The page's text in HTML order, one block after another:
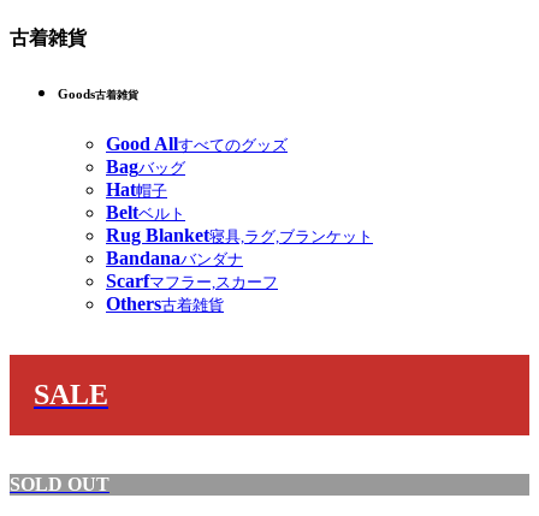
古着雑貨
Goods古着雑貨
Good Allすべてのグッズ
Bagバッグ
Hat帽子
Beltベルト
Rug Blanket寝具,ラグ,ブランケット
Bandanaバンダナ
Scarfマフラー,スカーフ
Others古着雑貨
SALE
SOLD OUT